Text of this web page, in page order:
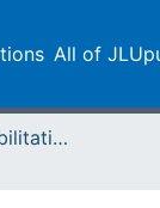
All of
Dissertationen/Habilitationen